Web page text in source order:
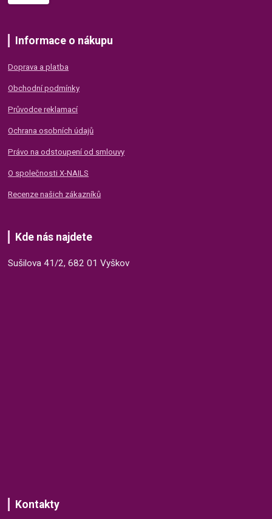
Informace o nákupu
Doprava a platba
Obchodní podmínky
Průvodce reklamací
Ochrana osobních údajů
Právo na odstoupení od smlouvy
O společnosti X-NAILS
Recenze našich zákazníků
Kde nás najdete
Sušilova 41/2, 682 01 Vyškov
Kontakty